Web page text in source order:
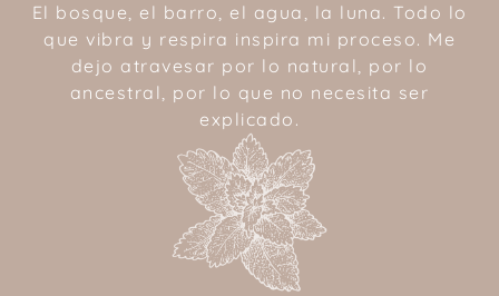
El bosque, el barro, el agua, la luna. Todo lo
que vibra y respira inspira mi proceso. Me
dejo atravesar por lo natural, por lo
ancestral, por lo que no necesita ser
explicado.